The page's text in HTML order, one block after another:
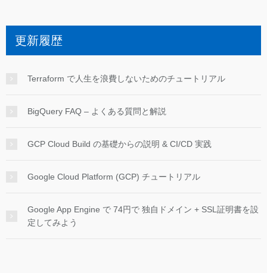
更新履歴
Terraform で人生を浪費しないためのチュートリアル
BigQuery FAQ – よくある質問と解説
GCP Cloud Build の基礎からの説明 & CI/CD 実践
Google Cloud Platform (GCP) チュートリアル
Google App Engine で 74円で 独自ドメイン + SSL証明書を設
定してみよう